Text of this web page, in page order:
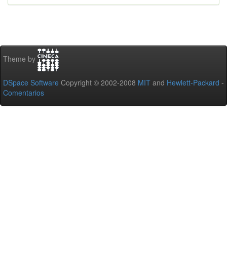
Theme by
DSpace Software Copyright © 2002-2008 MIT and Hewlett-Packard -
Comentarios